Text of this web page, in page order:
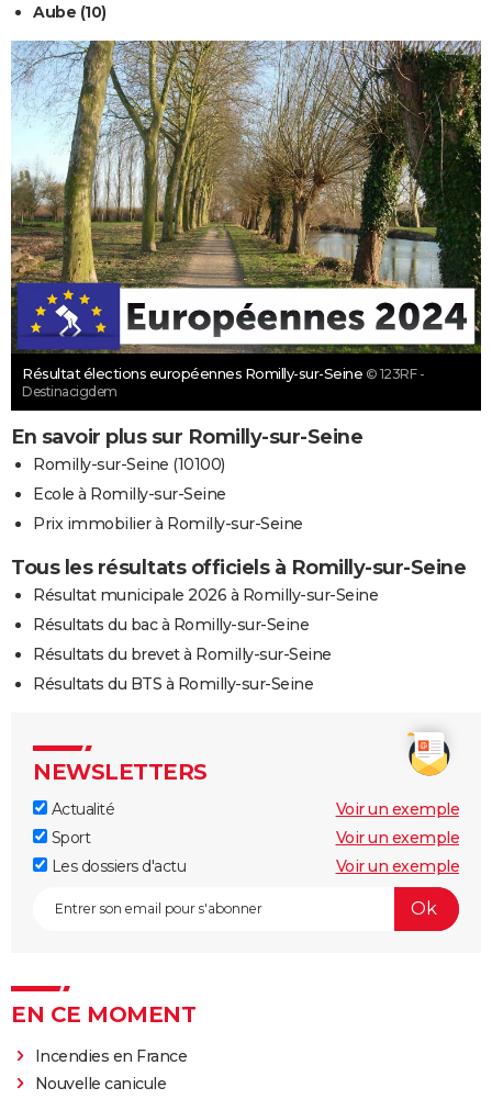
Aube (10)
Résultat élections européennes Romilly-sur-Seine © 123RF -
Destinacigdem
En savoir plus sur Romilly-sur-Seine
Romilly-sur-Seine (10100)
Ecole à Romilly-sur-Seine
Prix immobilier à Romilly-sur-Seine
Tous les résultats officiels à Romilly-sur-Seine
Résultat municipale 2026 à Romilly-sur-Seine
Résultats du bac à Romilly-sur-Seine
Résultats du brevet à Romilly-sur-Seine
Résultats du BTS à Romilly-sur-Seine
NEWSLETTERS
Actualité
Voir un exemple
Sport
Voir un exemple
Les dossiers d'actu
Voir un exemple
EN CE MOMENT
Incendies en France
Nouvelle canicule